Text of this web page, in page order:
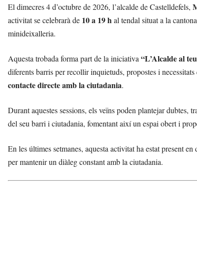
El dimecres 4 d’octubre de 2026, l’alcalde de Castelldefels,
activitat se celebrarà de 10 a 19 hal tendal situat a la
minideixalleria.
Aquesta trobada forma part de la iniciativa“L’Alcalde al
diferents barris per recollir inquietuds, propostes i
contacte directe amb la ciutadania.
Durant aquestes sessions, els veïns poden plantejar dubtes,
del seu barri i ciutadania, fomentant així un espai obert i
En les últimes setmanes, aquesta activitat ha estat present
per mantenir un diàleg constant amb la ciutadania.